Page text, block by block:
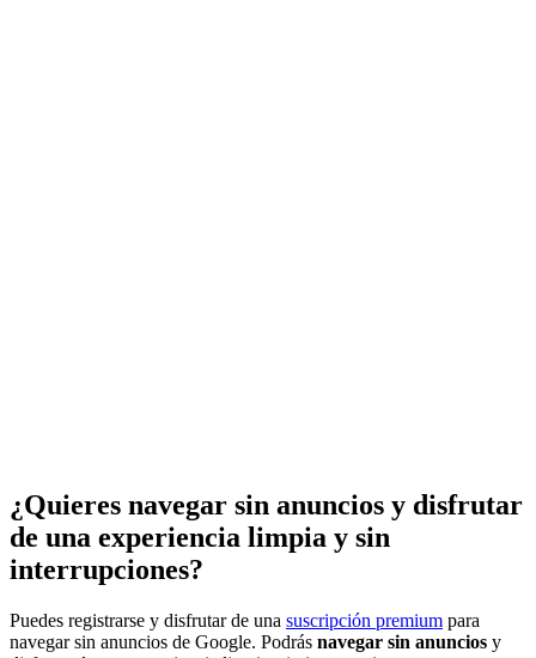
¿Quieres navegar sin anuncios y disfrutar
de una experiencia limpia y sin
interrupciones?
Puedes registrarse y disfrutar de una suscripción premium para
navegar sin anuncios de Google. Podrás navegar sin anuncios y